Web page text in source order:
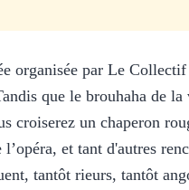
organisée par Le
que le brouhaha de
croiserez un chaperon
et tant d'autres
tantôt rieurs, tantôt